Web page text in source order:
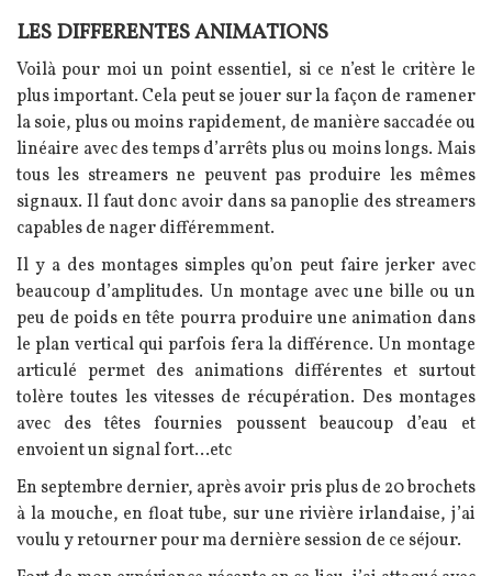
Texte
LES DIFFERENTES ANIMATIONS
Voilà pour moi un point essentiel, si ce n’est le critère le
plus important. Cela peut se jouer sur la façon de ramener
la soie, plus ou moins rapidement, de manière saccadée ou
linéaire avec des temps d’arrêts plus ou moins longs. Mais
tous les streamers ne peuvent pas produire les mêmes
signaux. Il faut donc avoir dans sa panoplie des streamers
capables de nager différemment.
Il y a des montages simples qu’on peut faire jerker avec
beaucoup d’amplitudes. Un montage avec une bille ou un
peu de poids en tête pourra produire une animation dans
le plan vertical qui parfois fera la différence. Un montage
articulé permet des animations différentes et surtout
tolère toutes les vitesses de récupération. Des montages
avec des têtes fournies poussent beaucoup d’eau et
envoient un signal fort...etc
En septembre dernier, après avoir pris plus de 20 brochets
à la mouche, en float tube, sur une rivière irlandaise, j’ai
voulu y retourner pour ma dernière session de ce séjour.